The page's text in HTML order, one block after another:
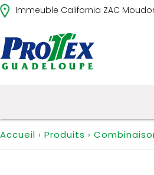
Immeuble California ZAC
Accueil › Produits ›